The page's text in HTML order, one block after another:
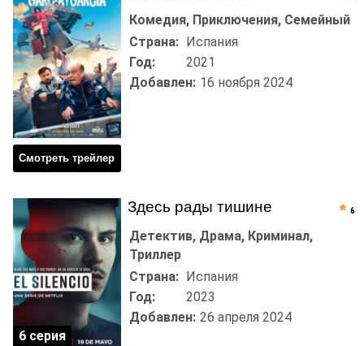
Смотреть трейлер
Комедия, Приключения, Семейный
Страна: Испания
Год:
2021
Добавлен: 16 ноября 2024
Здесь рады тишине
Детектив, Драма, Криминал,
Триллер
Страна: Испания
Год:
2023
Добавлен: 26 апреля 2024
6 серия
6